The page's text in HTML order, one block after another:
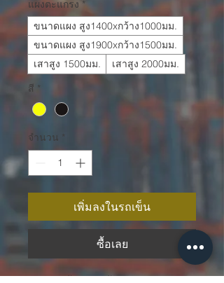
ลด
แผงตะแกรง *
ขนาดแผง สูง1400xกว้าง1000มม.
ขนาดแผง สูง1900xกว้าง1500มม.
เสาสูง 1500มม.
เสาสูง 2000มม.
สี *
จำนวน *
เพิ่มลงในรถเข็น
ซื้อเลย